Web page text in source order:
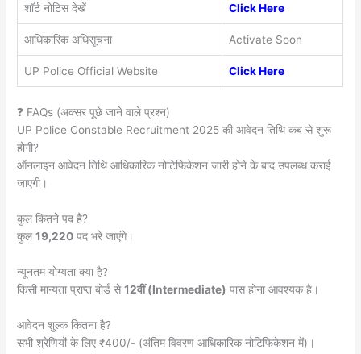
शॉर्ट नोटिस देखें Click Here
आधिकारिक अधिसूचना Activate Soon
UP Police Official Website Click Here
❓ FAQs (अक्सर पूछे जाने वाले प्रश्न)
UP Police Constable Recruitment 2025 की आवेदन तिथि कब से शुरू
होगी?
ऑनलाइन आवेदन तिथि आधिकारिक नोटिफिकेशन जारी होने के बाद उपलब्ध कराई
जाएगी।
कुल कितने पद हैं?
कुल19,220 पद भरे जाएंगे।
न्यूनतम योग्यता क्या है?
किसी मान्यता प्राप्त बोर्ड से12वीं (Intermediate) पास होना आवश्यक है।
आवेदन शुल्क कितना है?
सभी श्रेणियों के लिए ₹400/- (अंतिम विवरण आधिकारिक नोटिफिकेशन में)।